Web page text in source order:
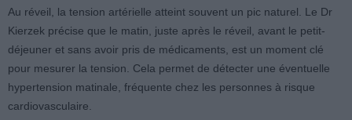
Au réveil, la tension artérielle atteint souvent un pic naturel. Le Dr
Kierzek précise que le matin, juste après le réveil, avant le petit-
déjeuner et sans avoir pris de médicaments, est un moment clé
pour mesurer la tension. Cela permet de détecter une éventuelle
hypertension matinale, fréquente chez les personnes à risque
cardiovasculaire.